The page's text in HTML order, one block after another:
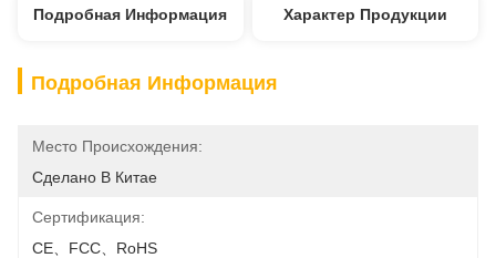
Подробная Информация Характер Продукции
Подробная Информация
Место Происхождения:
Сделано В Китае
Сертификация:
CE、FCC、RoHS